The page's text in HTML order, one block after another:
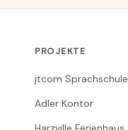
PROJEKTE
jtcom Sprachschule
Adler Kontor